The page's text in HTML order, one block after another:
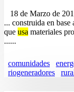
18 de Marzo de
... construida en
que usa materiales
......
comunidades
riogeneradores